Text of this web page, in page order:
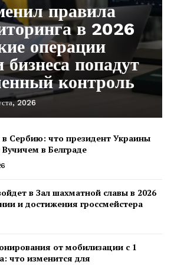
правила
в 2026
операции
бизнеса попадут
контроль
2026
в Сербию: что президент Украины
в Белграде
в Зал шахматной славы в 2026
и достижения гроссмейстера
от мобилизации с 1
что изменится для